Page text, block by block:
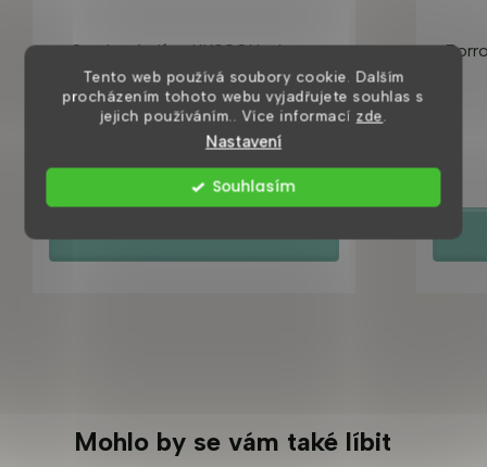
Tento web používá soubory cookie. Dalším
procházením tohoto webu vyjadřujete souhlas s
jejich používáním.. Více informací zde
Nastavení
Souhlasím
Sprchový sifon KK09CH, chrom
Skladem ihned k odeslání
490 Kč
Mohlo by se vám také líbit